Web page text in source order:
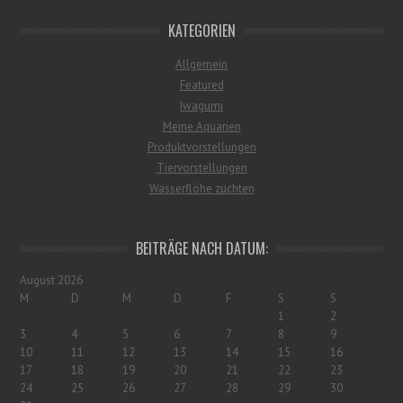
KATEGORIEN
Allgemein
Featured
Iwagumi
Meine Aquarien
Produktvorstellungen
Tiervorstellungen
Wasserflöhe züchten
BEITRÄGE NACH DATUM:
August 2026
M
D M D F S
S
1
2
3
4 5 6 7 8
9
10
11 12 13 14 15
16
17
18 19 20 21 22
23
24
25 26 27 28 29
30